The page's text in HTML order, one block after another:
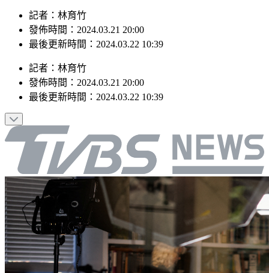
記者：林育竹
發佈時間：2024.03.21 20:00
最後更新時間：2024.03.22 10:39
記者 ： 林育竹
發佈時間： 2024.03.21 20:00
最後更新時間： 2024.03.22 10:39